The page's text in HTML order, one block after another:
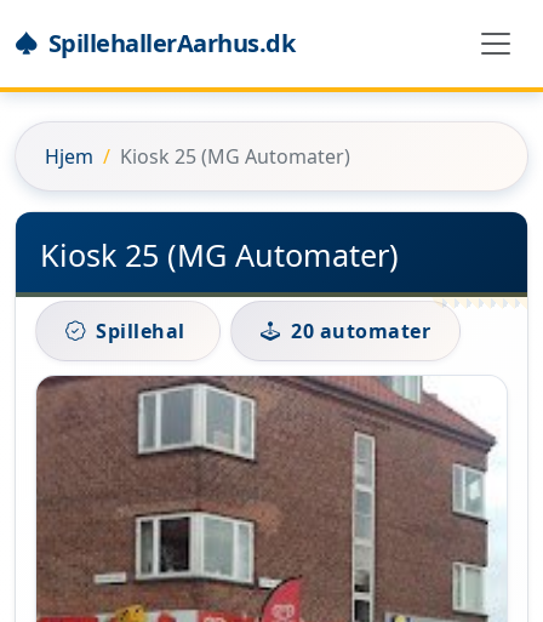
SpillehallerAarhus.dk
Hjem Kiosk 25 (MG Automater)
Kiosk 25 (MG Automater)
Spillehal 20 automater